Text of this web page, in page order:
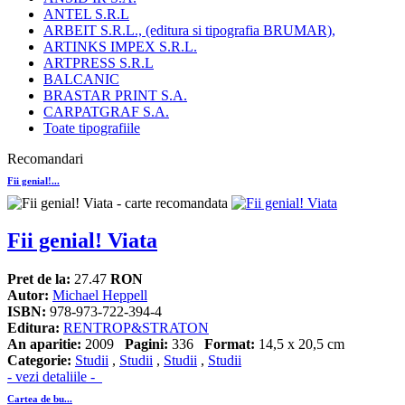
ANTEL S.R.L
ARBEIT S.R.L., (editura si tipografia BRUMAR),
ARTINKS IMPEX S.R.L.
ARTPRESS S.R.L
BALCANIC
BRASTAR PRINT S.A.
CARPATGRAF S.A.
Toate tipografiile
Recomandari
Fii genial!...
Fii genial! Viata
Pret de la: 27.47 RON
Autor: Michael Heppell
ISBN: 978-973-722-394-4
Editura: RENTROP&STRATON
An aparitie: 2009 Pagini: 336 Format: 14,5 x 20,5 cm
Categorie: Studii , Studii , Studii , Studii
- vezi detaliile -
Cartea de bu...